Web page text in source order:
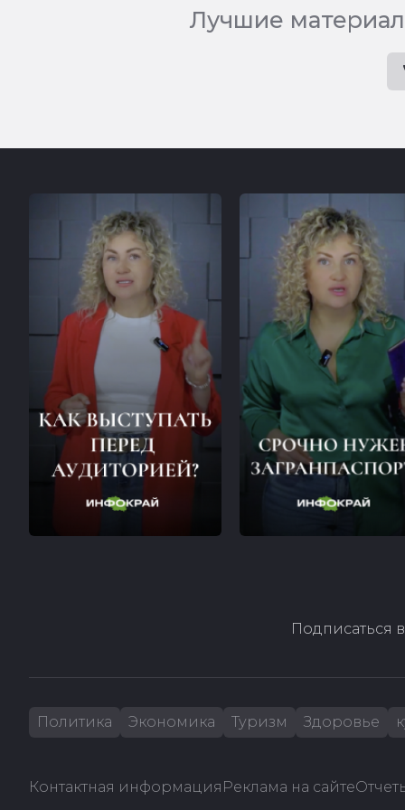
Лучшие
Подписаться
Политика Экономика Туризм Здоровье
Контактная информация Реклама на сайте